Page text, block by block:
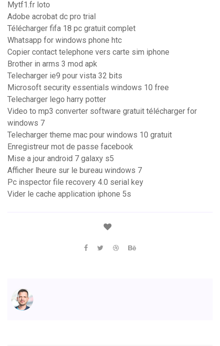
Mytf1.fr loto
Adobe acrobat dc pro trial
Télécharger fifa 18 pc gratuit complet
Whatsapp for windows phone htc
Copier contact telephone vers carte sim iphone
Brother in arms 3 mod apk
Telecharger ie9 pour vista 32 bits
Microsoft security essentials windows 10 free
Telecharger lego harry potter
Video to mp3 converter software gratuit télécharger for
windows 7
Telecharger theme mac pour windows 10 gratuit
Enregistreur mot de passe facebook
Mise a jour android 7 galaxy s5
Afficher lheure sur le bureau windows 7
Pc inspector file recovery 4.0 serial key
Vider le cache application iphone 5s